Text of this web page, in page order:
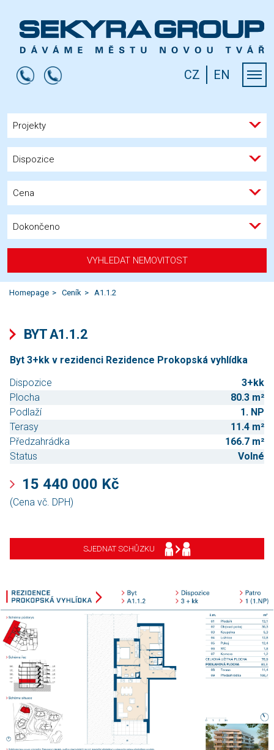
CZ EN
Projekty
Dispozice
Cena
Dokončeno
VYHLEDAT NEMOVITOST
Homepage Ceník A1.1.2
BYT A1.1.2
Byt 3+kk v rezidenci Rezidence Prokopská vyhlídka
Dispozice
3+kk
Plocha
80.3 m²
Podlaží
1. NP
Terasy
11.4 m²
Předzahrádka
166.7 m²
Status
Volné
15 440 000 Kč
(Cena vč. DPH)
SJEDNAT SCHŮZKU